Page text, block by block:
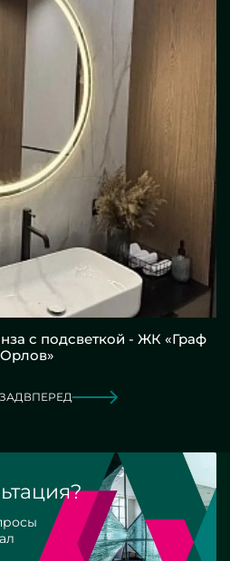
с подсветкой - ЖК «Граф
Орлов»
ВПЕРЕД